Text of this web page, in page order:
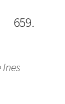
659